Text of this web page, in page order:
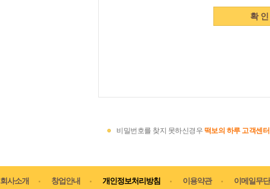
확 인
비밀번호를 찾지 못하신경우 떡보의 하루 고객센터
회사소개 창업안내 개인정보처리방침 이용약관 이메일무